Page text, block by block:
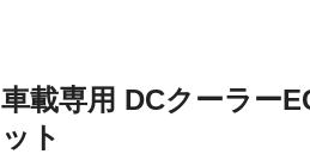
車載専用 DCクーラー
ット